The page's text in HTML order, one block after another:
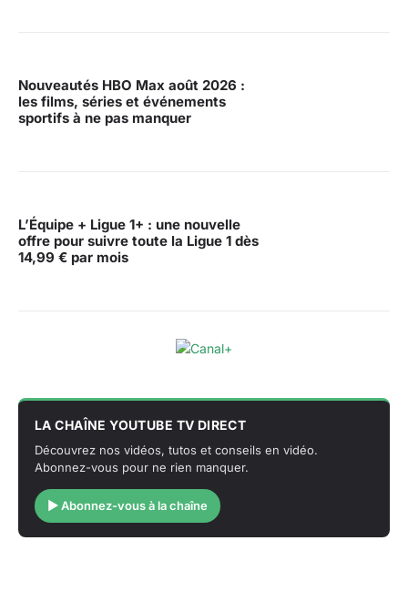
Nouveautés HBO Max août 2026 :
les films, séries et événements
sportifs à ne pas manquer
L’Équipe + Ligue 1+ : une nouvelle
offre pour suivre toute la Ligue 1 dès
14,99 € par mois
LA CHAÎNE YOUTUBE TV DIRECT
Découvrez nos vidéos, tutos et conseils en vidéo.
Abonnez-vous pour ne rien manquer.
▶ Abonnez-vous à la chaîne